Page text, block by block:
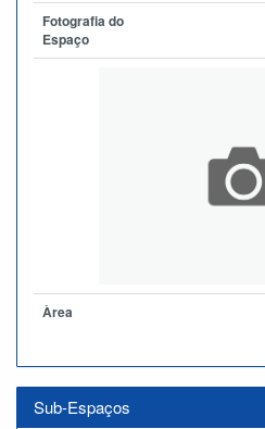
Fotografia do
Espaço
Àrea
Sub-Espaços